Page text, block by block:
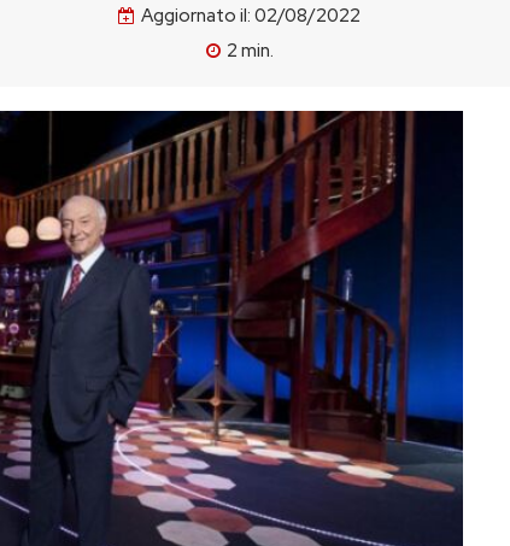
Aggiornato il: 02/08/2022
2 min.